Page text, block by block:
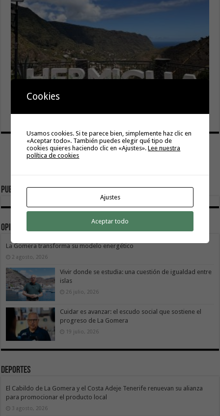
El Ayuntamiento de Hermigua licita la instalación de 30
farolas fotovoltaicas en la subida a Las Cabezadas
6 agosto, 2026
Publicidad
Opinión
La Gomera transforma su modelo energético
2 agosto, 2026
Vivir donde se estudia: una cuestión de igualdad entre
islas
26 julio, 2026
Cuidar es avanzar: el escudo social que sostiene el
progreso de La Gomera
19 julio, 2026
Deportes
El Cabildo de La Gomera y el Costa Adeje Tenerife renuevan su alianza
para promocionar el producto local
3 agosto, 2026
Cookies
Usamos cookies. Si te parece bien, simplemente haz clic en
«Aceptar todo». También puedes elegir qué tipo de
cookies quieres haciendo clic en «Ajustes».Lee nuestra
política de cookies
Ajustes
Aceptar todo